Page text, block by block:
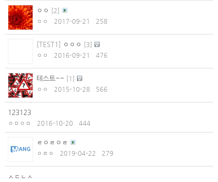
ㅇㅇ [2]
ㅇㅇ
2017-09-21 258
[TEST1] ㅇㅇㅇ [3]
ㅇㅇ
2016-09-21 476
테스트~~ [ 1 ]
ㅇㅇ
2015-10-28 566
123123
ㅇㅁㅇㅁ 2016-10-20 444
ㄹㅇㄹㅇㄹ
ㅇㄹㅇ 2019-04-22 279
ㅅㄷㄴㅅ